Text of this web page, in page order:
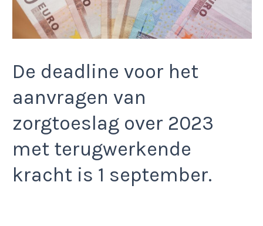
De deadline voor het
aanvragen van
zorgtoeslag over 2023
met terugwerkende
kracht is 1 september.